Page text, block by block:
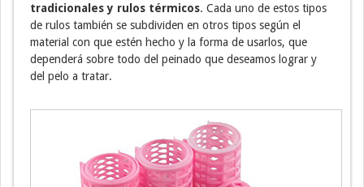
tradicionales y rulos térmicos. Cada uno de estos tipos
de rulos también se subdividen en otros tipos según el
material con que estén hecho y la forma de usarlos, que
dependerá sobre todo del peinado que deseamos lograr y
del pelo a tratar.